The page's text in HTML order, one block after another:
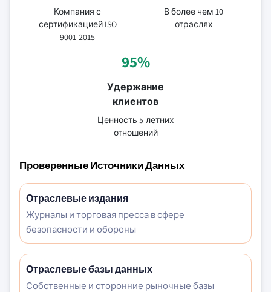
Компания с
сертификацией ISO
9001-2015
В более чем 10
отраслях
95%
Удержание
клиентов
Ценность 5-летних
отношений
Проверенные Источники Данных
Отраслевые издания
Журналы и торговая пресса в сфере
безопасности и обороны
Отраслевые базы данных
Собственные и сторонние рыночные базы